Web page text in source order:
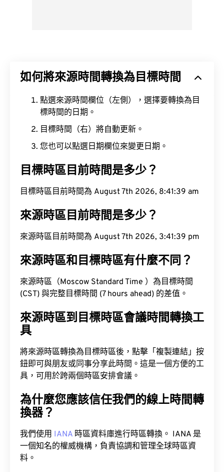
如何將來源時間轉換為目標時間
點選來源時間欄位（左側），選擇要轉換為目
標時間的日期。
目標時間（右）將自動更新。
您也可以點選日期欄位來變更日期。
目標時區目前時間是多少？
目標時區目前時間為 August 7th 2026, 8:41:40 am
來源時區目前時間是多少？
來源時區目前時間為 August 7th 2026, 3:41:40 pm
來源時區和目標時區有什麼不同？
來源時區（Moscow Standard Time ）為目標時間
(CST) 與完整目標時間 (7 hours ahead) 的差值。
來源時區到目標時區會議時間轉換工
具
將來源時區轉換為目標時區後，點擊「複製連結」按
鈕即可與朋友或同事分享此時間。這是一個方便的工
具，可用於跨兩個時區安排會議。
為什麼您應該信任我們的線上時間轉
換器？
我們使用 IANA 時區資料庫進行時區轉換。 IANA 是
一個知名的權威機構，負責協調和管理全球時區資
料。